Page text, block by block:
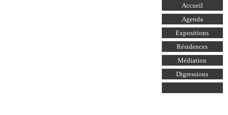
Aller au
contenu
principal
Accueil
Agenda
Expositions
Résidences
Médiation
Digressions